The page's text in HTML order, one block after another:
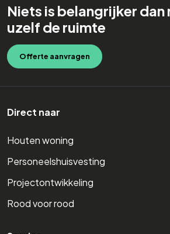
Niets is belangrijker
uzelf de ruimte
Offerte aanvragen
Direct naar
Houten woning
Personeelshuisvesting
Projectontwikkeling
Rood voor rood